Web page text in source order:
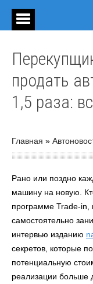
продать
1,5 раза:
Главная »
Рано или поздно
машину на новую.
программе Trade-in,
самостоятельно
интервью изданию
секретов, которые
потенциальную
реализации больше